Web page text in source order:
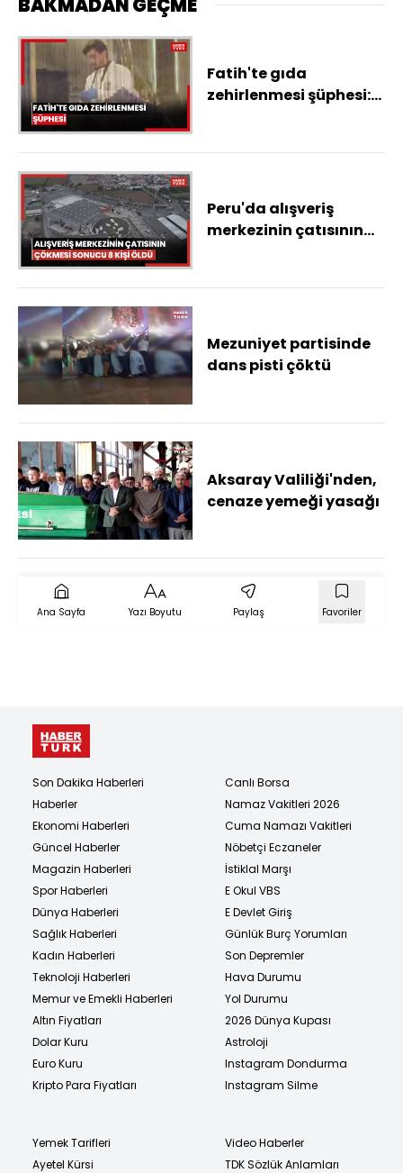
Fatih'te gıda
zehirlenmesi şüphesi:
mühürlendi
Peru'da alışveriş
merkezinin çatısının
Mezuniyet partisinde
dans pisti çöktü
Aksaray Valiliği'nden,
cenaze yemeği yasağı
Ana Sayfa Yazı Boyutu Paylaş Favoriler
Son Dakika Haberleri
Haberler
Ekonomi Haberleri
Güncel Haberler
Magazin Haberleri
Spor Haberleri
Dünya Haberleri
Sağlık Haberleri
Kadın Haberleri
Teknoloji Haberleri
Memur ve Emekli Haberleri
Altın Fiyatları
Dolar Kuru
Euro Kuru
Kripto Para Fiyatları
Canlı Borsa
Namaz Vakitleri 2026
Cuma Namazı Vakitleri
Nöbetçi Eczaneler
İstiklal Marşı
E Okul VBS
E Devlet Giriş
Günlük Burç Yorumları
Son Depremler
Hava Durumu
Yol Durumu
2026 Dünya Kupası
Astroloji
Instagram Dondurma
Instagram Silme
Yemek Tarifleri
Ayetel Kürsi
Video Haberler
TDK Sözlük Anlamları